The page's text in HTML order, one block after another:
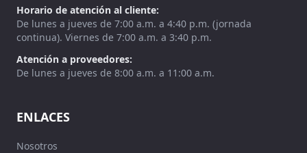
Horario de atención al cliente:
De lunes a jueves de 7:00 a.m. a 4:40 p.m. (jornada
continua). Viernes de 7:00 a.m. a 3:40 p.m.
Atención a proveedores:
De lunes a jueves de 8:00 a.m. a 11:00 a.m.
ENLACES
Nosotros